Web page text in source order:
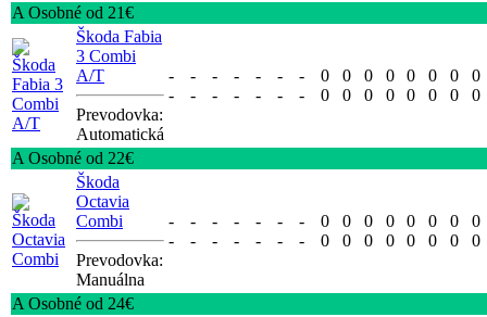
A Osobné od 21€
Škoda Fabia
3 Combi
A/T
Prevodovka:
Automatická
-
-
-
-
-
-
-
-
-
-
-
-
-
-
0
0
0
0
0
0
0
0
0
0
0
0
0
0
0
0
A Osobné od 22€
Škoda
Octavia
Combi
Prevodovka:
Manuálna
-
-
-
-
-
-
-
-
-
-
-
-
-
-
0
0
0
0
0
0
0
0
0
0
0
0
0
0
0
0
A Osobné od 24€